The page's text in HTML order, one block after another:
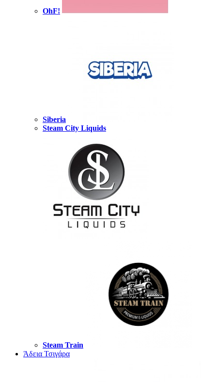
OhF!
Siberia
Steam City Liquids
Steam Train
Άδεια Τσιγάρα